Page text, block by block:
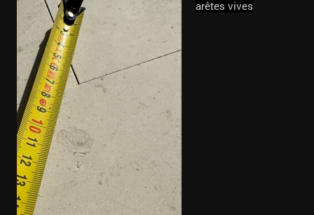
arêtes vives